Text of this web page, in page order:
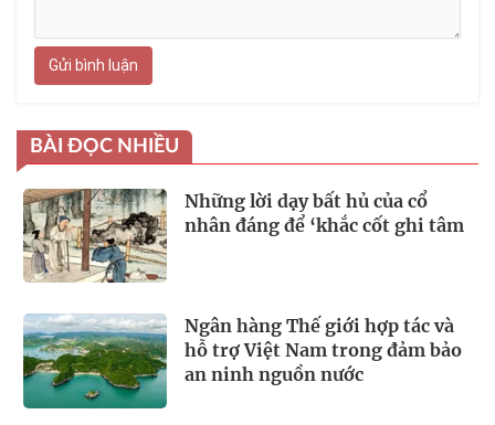
Gửi bình luận
BÀI ĐỌC NHIỀU
Những lời dạy bất hủ của cổ
nhân đáng để ‘khắc cốt ghi tâm
Ngân hàng Thế giới hợp tác và
hỗ trợ Việt Nam trong đảm bảo
an ninh nguồn nước